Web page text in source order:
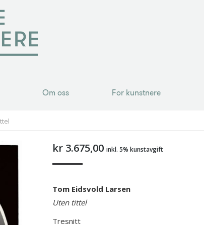
Om oss For kunstnere
kr3.675,00 inkl. 5% kunstavgift
Tom Eidsvold Larsen
Uten tittel
Tresnitt